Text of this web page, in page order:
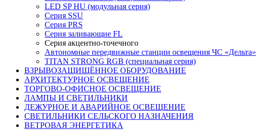
LED SP HU (модульная серия)
Серия SSU
Серия PRS
Серия заливающие FL
Серия акцентно-точечного
Автономные передвижные станции освещения ЧС «Дельта»
TITAN STRONG RGB (специальная серия)
ВЗРЫВОЗАЩИЩЁННОЕ ОБОРУДОВАНИЕ
АРХИТЕКТУРНОЕ ОСВЕЩЕНИЕ
ТОРГОВО-ОФИСНОЕ ОСВЕЩЕНИЕ
ЛАМПЫ И СВЕТИЛЬНИКИ
ДЕЖУРНОЕ И АВАРИЙНОЕ ОСВЕЩЕНИЕ
СВЕТИЛЬНИКИ СЕЛЬСКОГО НАЗНАЧЕНИЯ
ВЕТРОВАЯ ЭНЕРГЕТИКА